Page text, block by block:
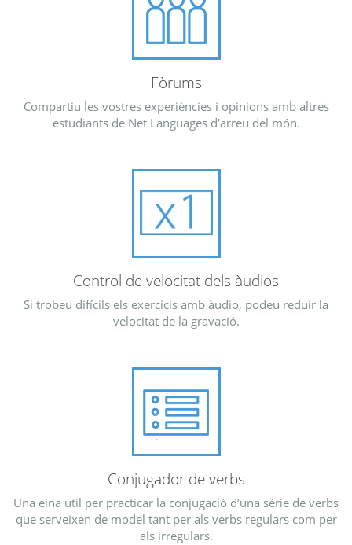
Fòrums
Compartiu les vostres experiències i opinions amb altres
estudiants de Net Languages d'arreu del món.
Control de velocitat dels àudios
Si trobeu difícils els exercicis amb àudio, podeu reduir la
velocitat de la gravació.
Conjugador de verbs
Una eina útil per practicar la conjugació d’una sèrie de verbs
que serveixen de model tant per als verbs regulars com per
als irregulars.